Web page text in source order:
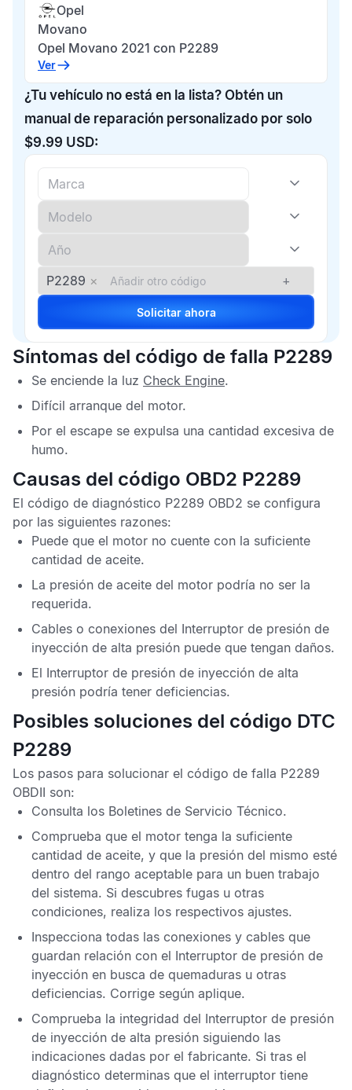
Opel
Movano
Opel Movano 2021 con P2289
Ver
¿Tu vehículo no está en la lista? Obtén un
manual de reparación personalizado por solo
$9.99 USD:
P2289 × +
Solicitar ahora
Síntomas del código de falla P2289
Se enciende la luz Check Engine.
Difícil arranque del motor.
Por el escape se expulsa una cantidad excesiva de
humo.
Causas del código OBD2 P2289
El código de diagnóstico P2289 OBD2 se configura
por las siguientes razones:
Puede que el motor no cuente con la suficiente
cantidad de aceite.
La presión de aceite del motor podría no ser la
requerida.
Cables o conexiones del Interruptor de presión de
inyección de alta presión puede que tengan daños.
El Interruptor de presión de inyección de alta
presión podría tener deficiencias.
Posibles soluciones del código DTC
P2289
Los pasos para solucionar el código de falla P2289
OBDII son:
Consulta los Boletines de Servicio Técnico.
Comprueba que el motor tenga la suficiente
cantidad de aceite, y que la presión del mismo esté
dentro del rango aceptable para un buen trabajo
del sistema. Si descubres fugas u otras
condiciones, realiza los respectivos ajustes.
Inspecciona todas las conexiones y cables que
guardan relación con el Interruptor de presión de
inyección en busca de quemaduras u otras
deficiencias. Corrige según aplique.
Comprueba la integridad del Interruptor de presión
de inyección de alta presión siguiendo las
indicaciones dadas por el fabricante. Si tras el
diagnóstico determinas que el interruptor tiene